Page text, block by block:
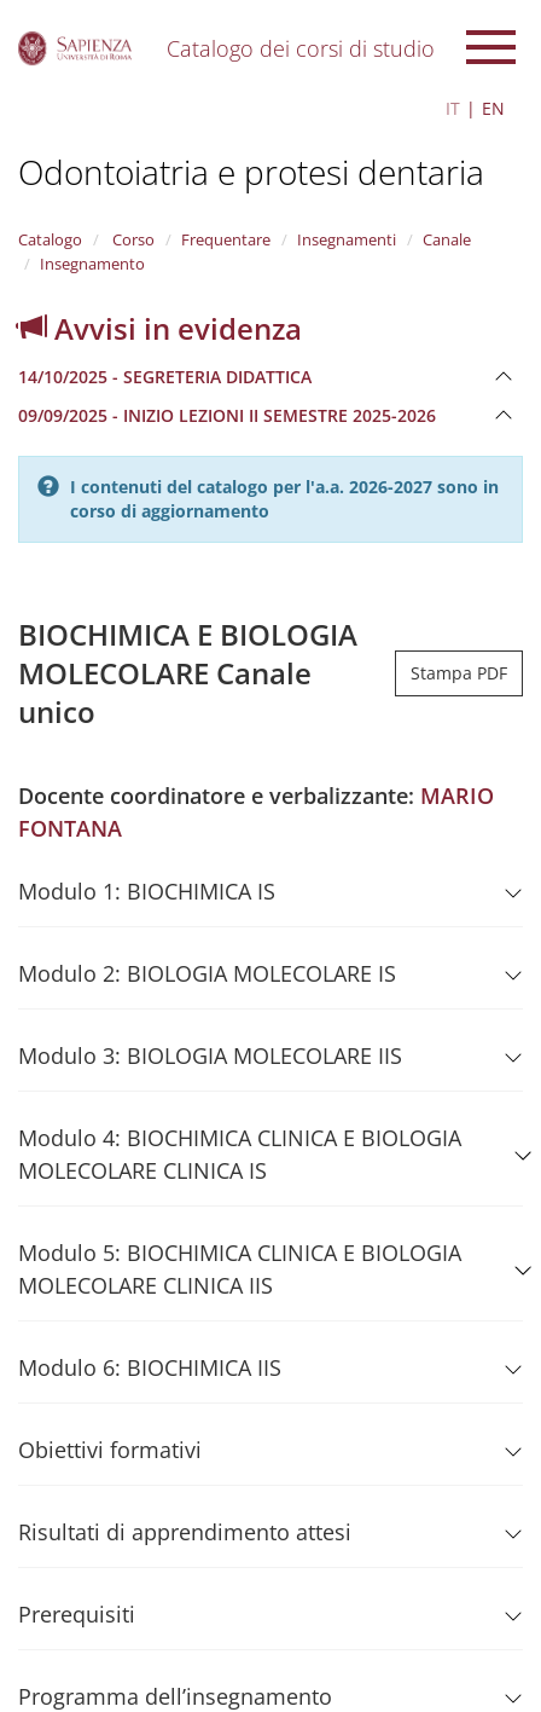
Catalogo dei corsi di studio
IT EN
Odontoiatria e protesi dentaria
Catalogo Corso Frequentare Insegnamenti
Canale
Insegnamento
Avvisi in evidenza
14/10/2025 - SEGRETERIA DIDATTICA
09/09/2025 - INIZIO LEZIONI II SEMESTRE 2025-2026
I contenuti del catalogo per l'a.a. 2026-2027 sono in
corso di aggiornamento
BIOCHIMICA E BIOLOGIA
MOLECOLARE Canale
unico
Stampa PDF
Docente coordinatore e verbalizzante: MARIO
FONTANA
Modulo 1: BIOCHIMICA IS
Modulo 2: BIOLOGIA MOLECOLARE IS
Modulo 3: BIOLOGIA MOLECOLARE IIS
Modulo 4: BIOCHIMICA CLINICA E BIOLOGIA
MOLECOLARE CLINICA IS
Modulo 5: BIOCHIMICA CLINICA E BIOLOGIA
MOLECOLARE CLINICA IIS
Modulo 6: BIOCHIMICA IIS
Obiettivi formativi
Risultati di apprendimento attesi
Prerequisiti
Programma dell’insegnamento